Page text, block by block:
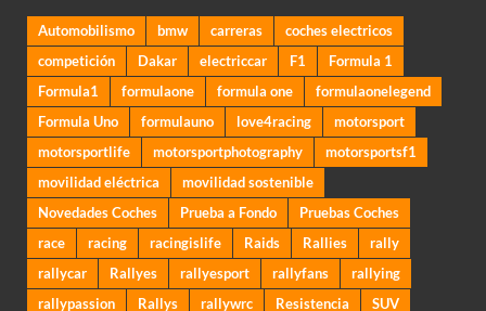
Automobilismo bmw carreras
coches electricos
competición
Dakar electriccar F1
Formula 1
Formula1
formulaone formula one
formulaonelegend
Formula Uno
formulauno love4racing
motorsport
motorsportlife
motorsportphotography
motorsportsf1
movilidad eléctrica
movilidad sostenible
Novedades Coches
Prueba a Fondo
Pruebas Coches
race
racing racingislife Raids Rallies
rally
rallycar
Rallyes rallyesport rallyfans
rallying
rallypassion
Rallys rallywrc Resistencia
SUV